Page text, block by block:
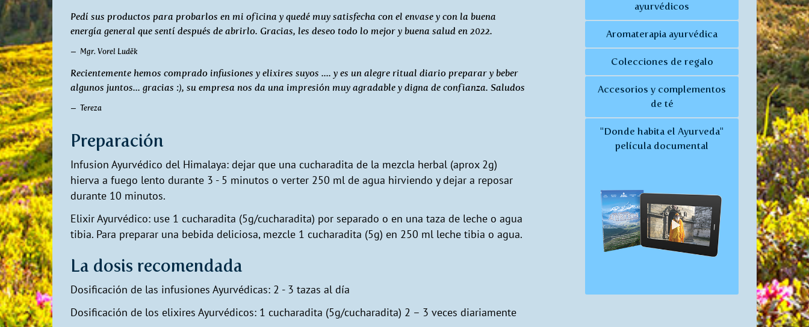
Pedí sus productos para probarlos en mi oficina y quedé muy satisfecha con el envase y con la buena
energía general que sentí después de abrirlo. Gracias, les deseo todo lo mejor y buena salud en 2022.
Mgr. Vorel Luděk
Recientemente hemos comprado infusiones y elixires suyos .... y es un alegre ritual diario preparar y beber
algunos juntos... gracias :), su empresa nos da una impresión muy agradable y digna de confianza. Saludos
Tereza
Preparación
Infusion Ayurvédico del Himalaya: dejar que una cucharadita de la mezcla herbal (aprox 2g)
hierva a fuego lento durante 3 - 5 minutos o verter 250 ml de agua hirviendo y dejar a reposar
durante 10 minutos.
Elixir Ayurvédico: use 1 cucharadita (5g/cucharadita) por separado o en una taza de leche o agua
tibia. Para preparar una bebida deliciosa, mezcle 1 cucharadita (5g) en 250 ml leche tibia o agua.
La dosis recomendada
Dosificación de las infusiones Ayurvédicas: 2 - 3 tazas al día
Dosificación de los elixires Ayurvédicos: 1 cucharadita (5g/cucharadita) 2 – 3 veces diariamente
ayurvédicos
Aromaterapia ayurvédica
Colecciones de regalo
Accesorios y complementos
de té
"Donde habita el Ayurveda"
película documental